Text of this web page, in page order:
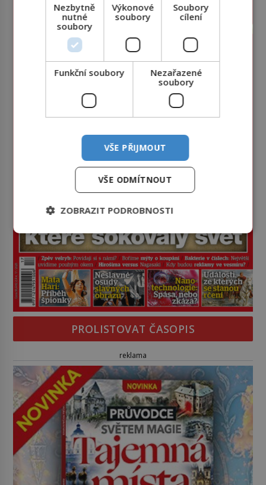
PROLISTOVAT ČASOPIS
reklama
Nezbytně
nutné
soubory
Výkonové
soubory
Soubory
cílení
Funkční soubory
Nezařazené
soubory
VŠE PŘIJMOUT
VŠE ODMÍTNOUT
ZOBRAZIT PODROBNOSTI